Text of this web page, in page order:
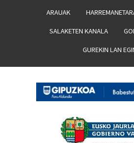
ARAUAK
SALAKETEN KANALA
GUREKIN LAN